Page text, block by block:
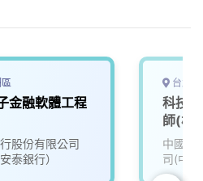
k
金融軟體工程
股份有限公司
泰銀行）
台北
科技
師(核
中國信
司(中